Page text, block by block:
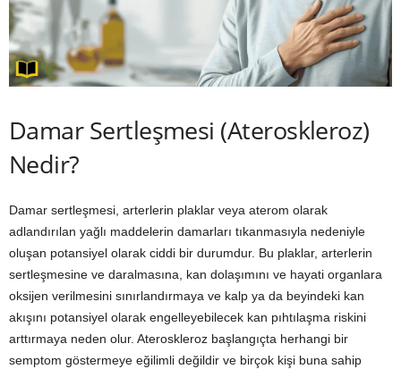
Damar Sertleşmesi (Ateroskleroz)
Nedir?
Damar sertleşmesi, arterlerin plaklar veya aterom olarak
adlandırılan yağlı maddelerin damarları tıkanmasıyla nedeniyle
oluşan potansiyel olarak ciddi bir durumdur. Bu plaklar, arterlerin
sertleşmesine ve daralmasına, kan dolaşımını ve hayati organlara
oksijen verilmesini sınırlandırmaya ve kalp ya da beyindeki kan
akışını potansiyel olarak engelleyebilecek kan pıhtılaşma riskini
arttırmaya neden olur. Ateroskleroz başlangıçta herhangi bir
semptom göstermeye eğilimli değildir ve birçok kişi buna sahip